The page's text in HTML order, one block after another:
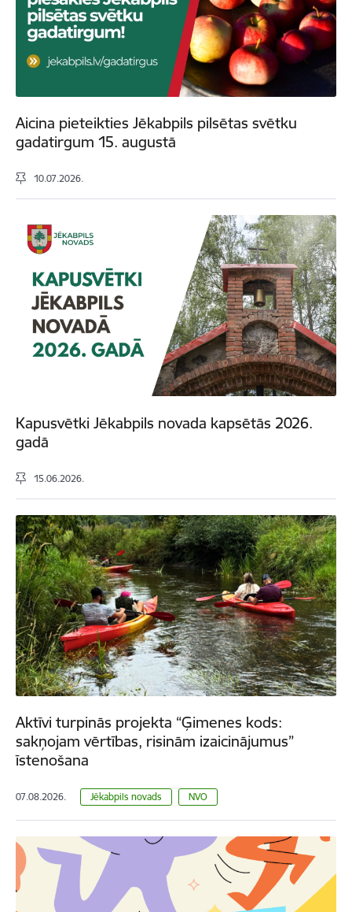
Aicina pieteikties Jēkabpils pilsētas svētku
gadatirgum 15. augustā
10.07.2026.
Kapusvētki Jēkabpils novada kapsētās 2026.
gadā
15.06.2026.
Aktīvi turpinās projekta “Ģimenes kods:
sakņojam vērtības, risinām izaicinājumus”
īstenošana
07.08.2026. Jēkabpils novads NVO